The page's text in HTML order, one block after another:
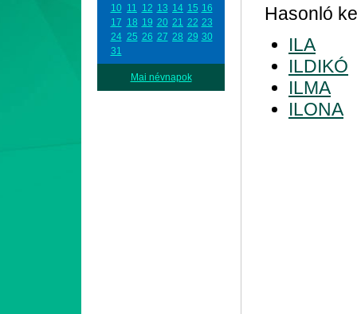
10 11 12 13 14 15 16
17 18 19 20 21 22 23
24 25 26 27 28 29 30
31
Mai névnapok
Hasonló
ILA
ILDIKÓ
ILMA
ILONA